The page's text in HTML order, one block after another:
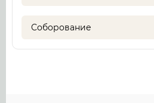
Соборование